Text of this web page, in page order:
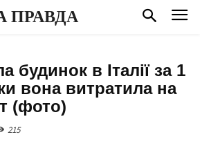
ПРАВДА
будинок в Італії за 1
вона витратила на
(фото)
215